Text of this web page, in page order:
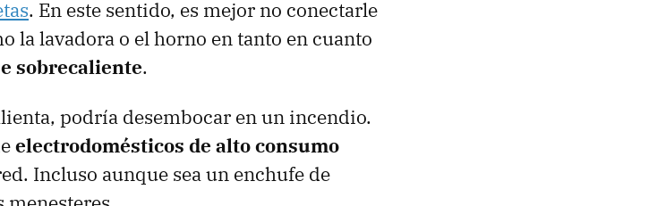
. En este sentido, es mejor no conectarle
la lavadora o el horno en tanto en cuanto
sobrecaliente.
podría desembocar en un incendio.
electrodomésticos de alto consumo
Incluso aunque sea un enchufe de